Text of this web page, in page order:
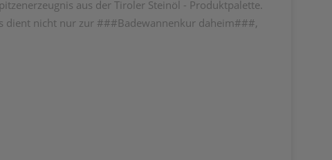
aus der Tiroler Steinöl - Produktpalette.
dient nicht nur zur ###Badewannenkur daheim###,